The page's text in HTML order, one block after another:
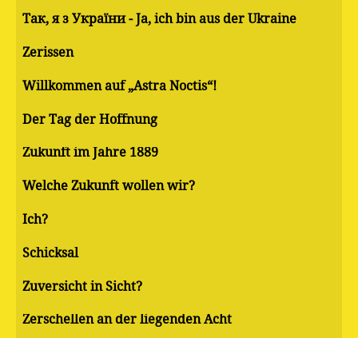
Так, я з України - Ja, ich bin aus der Ukraine
Zerissen
Willkommen auf „Astra Noctis“!
Der Tag der Hoffnung
Zukunft im Jahre 1889
Welche Zukunft wollen wir?
Ich?
Schicksal
Zuversicht in Sicht?
Zerschellen an der liegenden Acht